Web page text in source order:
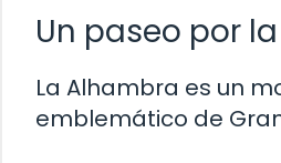
Un paseo por
La Alhambra es un
emblemático de